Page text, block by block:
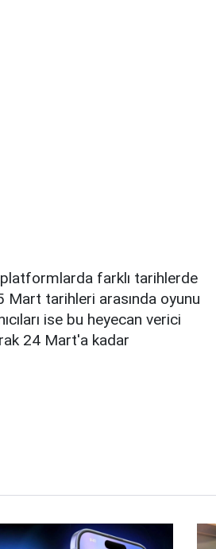
farklı tarihlerde
Mart tarihleri arasında oyunu
ise bu heyecan verici
24 Mart'a kadar